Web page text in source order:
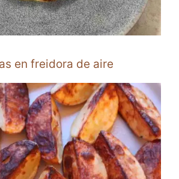
en freidora de aire